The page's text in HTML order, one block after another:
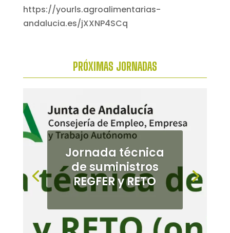
PRÓXIMAS JORNADAS
Jornada de
cultivos
alternativos en el
Bajo